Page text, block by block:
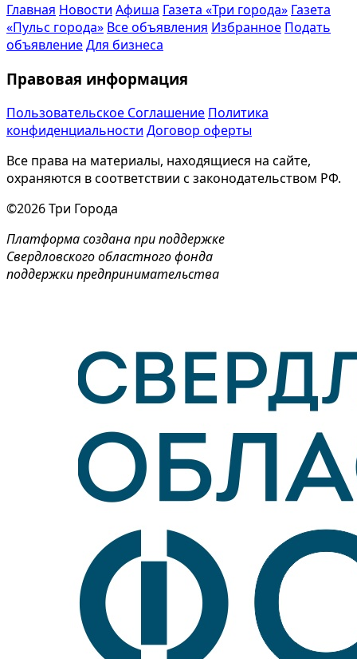
Главная Новости Афиша Газета «Три города» Газета
«Пульс города» Все объявления Избранное Подать
объявлениеДля бизнеса
Правовая информация
Пользовательское Соглашение Политика
конфиденциальности Договор оферты
Все права на материалы, находящиеся на сайте,
охраняются в соответствии с законодательством РФ.
©2026 Три Города
Платформа создана при поддержке
Свердловского областного фонда
поддержки предпринимательства